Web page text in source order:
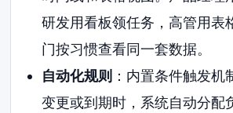
研发用看板领任务，高管用表
门按习惯查看同一套数据。
自动化规则 ：内置条件触发机
变更或到期时，系统自动分配